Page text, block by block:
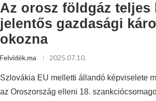
Az orosz földgáz teljes
jelentős gazdasági
okozna
Felvidék.ma 2025.07.10.
Szlovákia EU melletti állandó képviselete
az Oroszország elleni 18.